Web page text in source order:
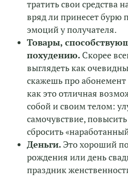
тратить свои средства
вряд ли принесет бурю
эмоций у получателя.
Товары,
похудению. Скорее
выглядеть как
скажешь про абонемент
как это отличная
собой и своим телом:
самочувствие,
сбросить
Деньги. Это хороший
рождения или день
праздник